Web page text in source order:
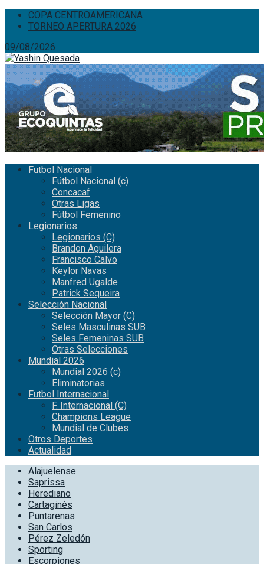
COPA CENTROAMERICANA
TORNEO APERTURA 2026
09/08/2026
Futbol Nacional
Fútbol Nacional (c)
Concacaf
Otras Ligas
Fútbol Femenino
Legionarios
Legionarios (C)
Brandon Aguilera
Francisco Calvo
Keylor Navas
Manfred Ugalde
Patrick Sequeira
Selección Nacional
Selección Mayor (C)
Seles Masculinas SUB
Seles Femeninas SUB
Otras Selecciones
Mundial 2026
Mundial 2026 (c)
Eliminatorias
Futbol Internacional
F. Internacional (C)
Champions League
Mundial de Clubes
Otros Deportes
Actualidad
Alajuelense
Saprissa
Herediano
Cartaginés
Puntarenas
San Carlos
Pérez Zeledón
Sporting
Escorpiones